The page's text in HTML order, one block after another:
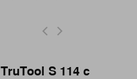
TruTool S 114 с